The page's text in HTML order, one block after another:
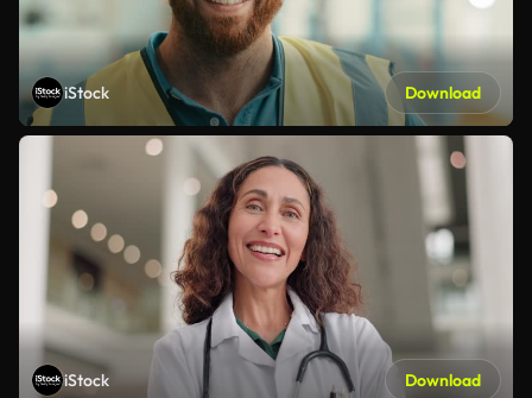
iStock Download
iStock Download